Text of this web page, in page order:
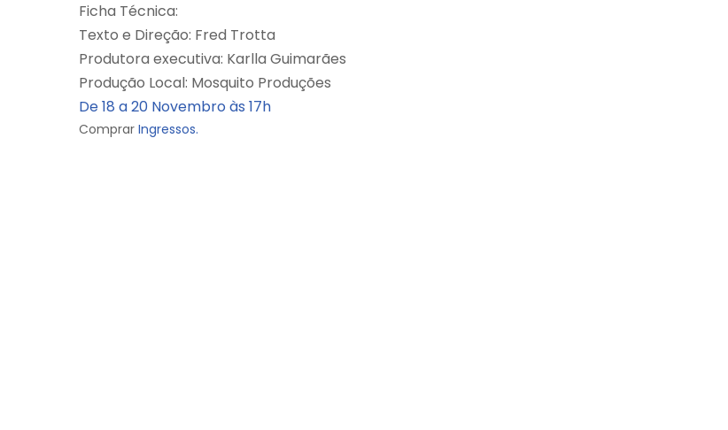
Ficha Técnica:
Texto e Direção: Fred Trotta
Produtora executiva: Karlla Guimarães
Produção Local: Mosquito Produções
De 18 a 20 Novembro às 17h
Comprar Ingressos.